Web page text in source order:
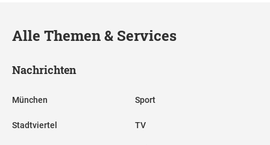
Alle Themen & Services
Nachrichten
München
Stadtviertel
Sport
TV